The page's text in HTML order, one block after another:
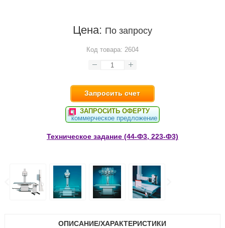
Цена: По запросу
Код товара: 2604
Запросить счет
ЗАПРОСИТЬ ОФЕРТУ
коммерческое предложение
Техническое задание (44-Ф3, 223-Ф3)
ОПИСАНИЕ/ХАРАКТЕРИСТИКИ